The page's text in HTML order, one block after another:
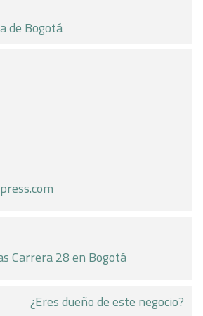
de Bogotá
Carrera 28 en Bogotá
¿Eres dueño de este negocio?